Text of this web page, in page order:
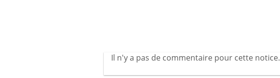
Il n'y a pas de commentaire pour cette notice.